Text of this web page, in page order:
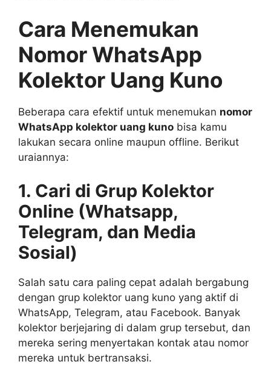
Cara Menemukan
Nomor WhatsApp
Kolektor Uang Kuno
Beberapa cara efektif untuk menemukan nomor
WhatsApp kolektor uang kuno bisa kamu
lakukan secara online maupun offline. Berikut
uraiannya:
1. Cari di Grup Kolektor
Online (Whatsapp,
Telegram, dan Media
Sosial)
Salah satu cara paling cepat adalah bergabung
dengan grup kolektor uang kuno yang aktif di
WhatsApp, Telegram, atau Facebook. Banyak
kolektor berjejaring di dalam grup tersebut, dan
mereka sering menyertakan kontak atau nomor
mereka untuk bertransaksi.